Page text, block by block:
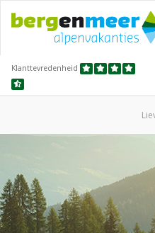
Klanttevredenheid